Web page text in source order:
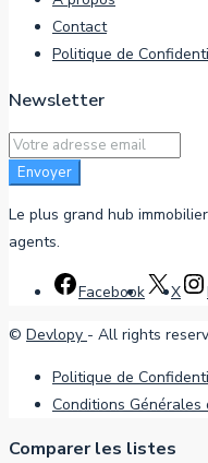
Contact
Politique de
Newsletter
Envoyer
Le plus grand hub
agents.
Facebook X
© Devlopy - All rights
Politique de
Conditions Générales
Comparer les listes